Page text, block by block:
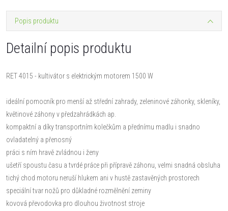
Popis produktu
Detailní popis produktu
RET 4015 - kultivátor s elektrickým motorem 1500 W
ideální pomocník pro menší až střední zahrady, zeleninové záhonky, skleníky,
květinové záhony v předzahrádkách ap.
kompaktní a díky transportním kolečkům a přednímu madlu i snadno
ovladatelný a přenosný
práci s ním hravě zvládnou i ženy
ušetří spoustu času a tvrdé práce při přípravě záhonu, velmi snadná obsluha
tichý chod motoru neruší hlukem ani v hustě zastavěných prostorech
speciální tvar nožů pro důkladné rozmělnění zeminy
kovová převodovka pro dlouhou životnost stroje